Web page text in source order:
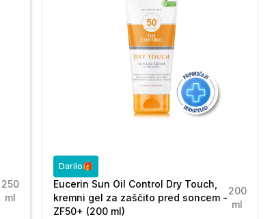
250
ml
Darilo🎁
Eucerin Sun Oil Control Dry Touch,
kremni gel za zaščito pred soncem -
ZF50+ (200 ml)
200
ml